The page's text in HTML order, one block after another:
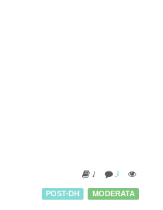
1 3
POST-DH MODERATA